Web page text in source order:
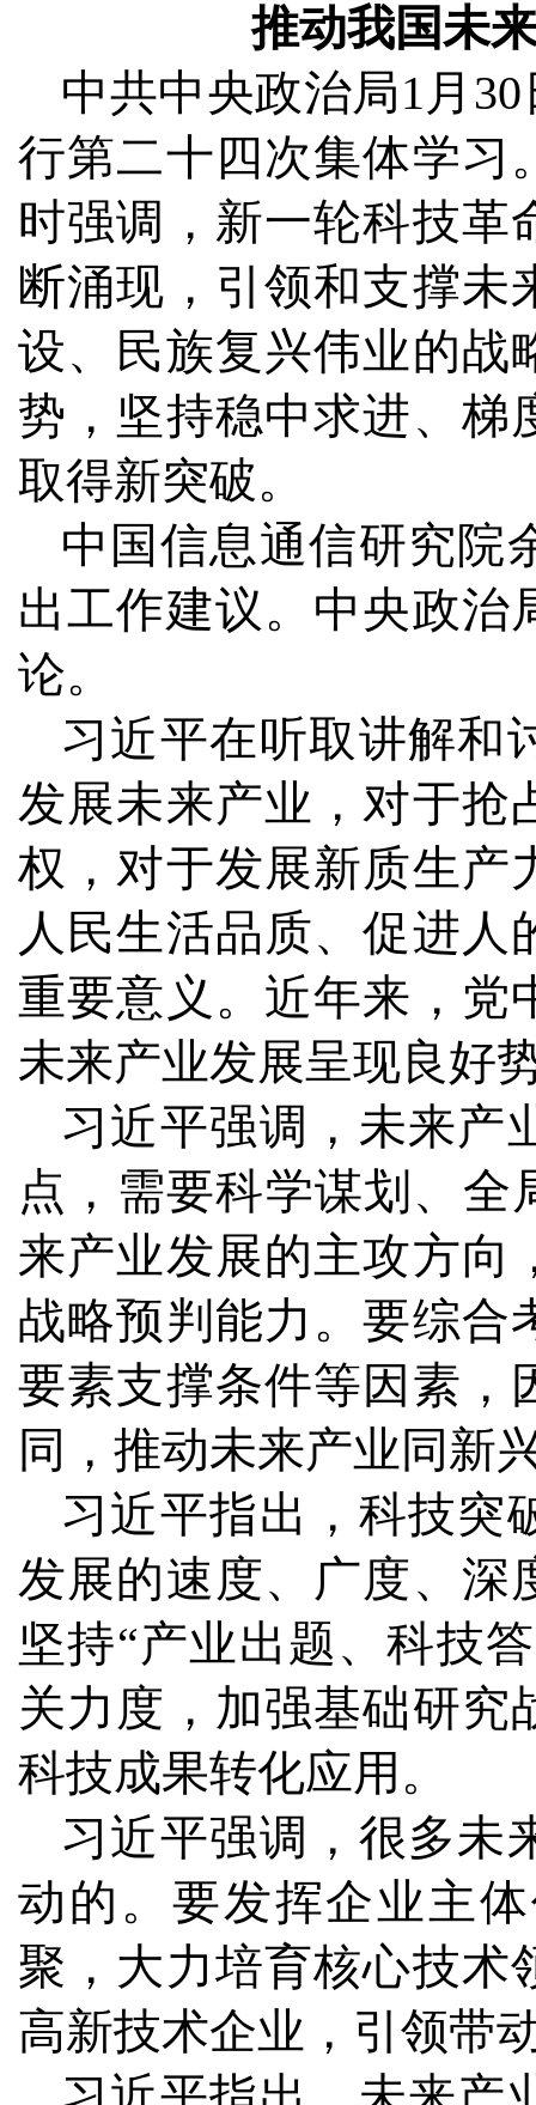
推动我国未
中共中央政治局1月
行第二十四次集体学习
时强调，新一轮科技革
断涌现，引领和支撑未
设、民族复兴伟业的战
势，坚持稳中求进、梯
取得新突破。
中国信息通信研究院
出工作建议。中央政治
论。
习近平在听取讲解和
发展未来产业，对于抢
权，对于发展新质生产
人民生活品质、促进
重要意义。近年来，党
未来产业发展呈现良好
习近平强调，未来产
点，需要科学谋划、全
来产业发展的主攻方向
战略预判能力。要综合
要素支撑条件等因素，
同，推动未来产业同新
习近平指出，科技突
发展的速度、广度、深
坚持“产业出题、科技
关力度，加强基础研究
科技成果转化应用。
习近平强调，很多未
动的。要发挥企业主
聚，大力培育核心技术
高新技术企业，引领带